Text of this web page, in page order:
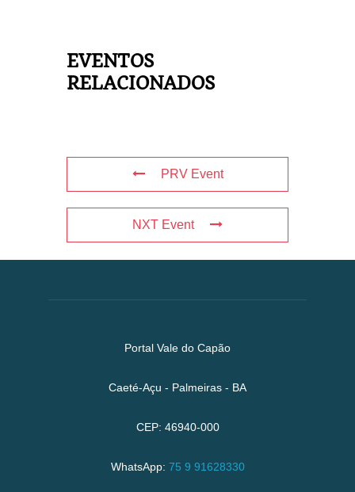
EVENTOS
RELACIONADOS
PRV Event
NXT Event
Portal Vale do Capão
Caeté-Açu - Palmeiras - BA
CEP: 46940-000
WhatsApp: 75 9 91628330